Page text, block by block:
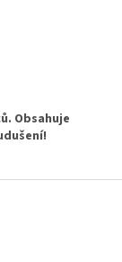
Obsahuje